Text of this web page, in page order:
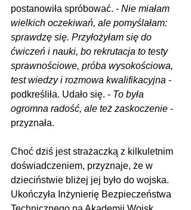
postanowiła spróbować. - Nie miałam
wielkich oczekiwań, ale pomyślałam:
sprawdzę się. Przyłożyłam się do
ćwiczeń i nauki, bo rekrutacja to testy
sprawnościowe, próba wysokościowa,
test wiedzy i rozmowa kwalifikacyjna -
podkreśliła. Udało się. - To była
ogromna radość, ale też zaskoczenie -
przyznała.
Choć dziś jest strażaczką z kilkuletnim
doświadczeniem, przyznaje, że w
dzieciństwie bliżej jej było do wojska.
Ukończyła Inżynierię Bezpieczeństwa